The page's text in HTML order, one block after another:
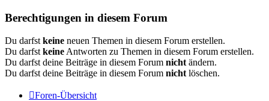
Berechtigungen in diesem Forum
Du darfst keine neuen Themen in diesem Forum erstellen.
Du darfst keine Antworten zu Themen in diesem Forum erstellen.
Du darfst deine Beiträge in diesem Forum nicht ändern.
Du darfst deine Beiträge in diesem Forum nicht löschen.
Foren-Übersicht